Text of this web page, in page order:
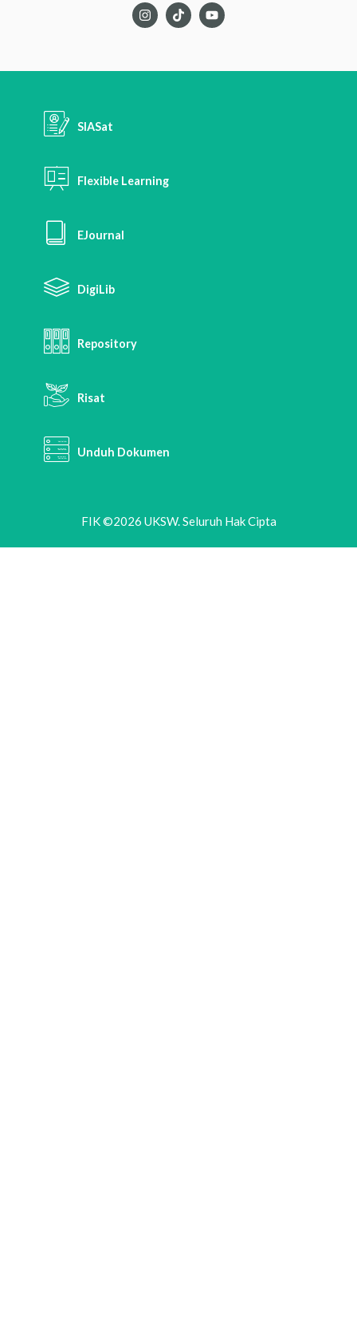
SIASat
Flexible Learning
EJournal
DigiLib
Repository
Risat
Unduh Dokumen
FIK ©2026 UKSW. Seluruh Hak Cipta